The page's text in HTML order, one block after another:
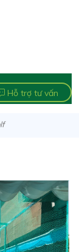
Hỗ trợ tư vấn